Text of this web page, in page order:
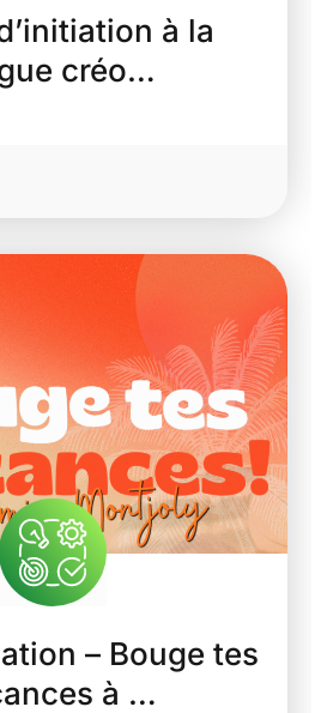
à la
créo…
– Bouge tes
à …